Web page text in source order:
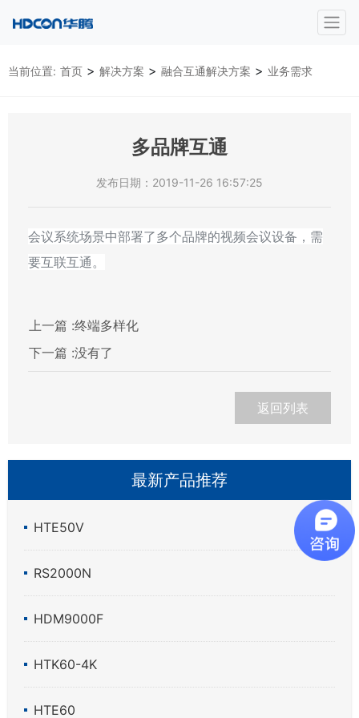
当前位置: 首页 > 解决方案 > 融合互通解决方案 > 业务需求
最新产品推荐
HTE50V
RS2000N
HDM9000F
HTK60-4K
HTE60
多品牌互通
发布日期：2019-11-26 16:57:25
会议系统场景中部署了多个品牌的视频会议设备，需
要互联互通。
上一篇 :终端多样化
下一篇 :没有了
返回列表